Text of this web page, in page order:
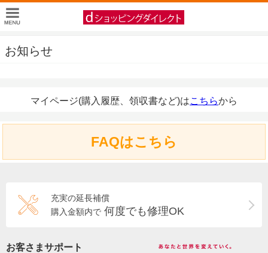
お知らせ
マイページ(購入履歴、領収書など)はこちらから
FAQはこちら
充実の延長補償
購入金額内で 何度でも修理OK
お客さまサポート